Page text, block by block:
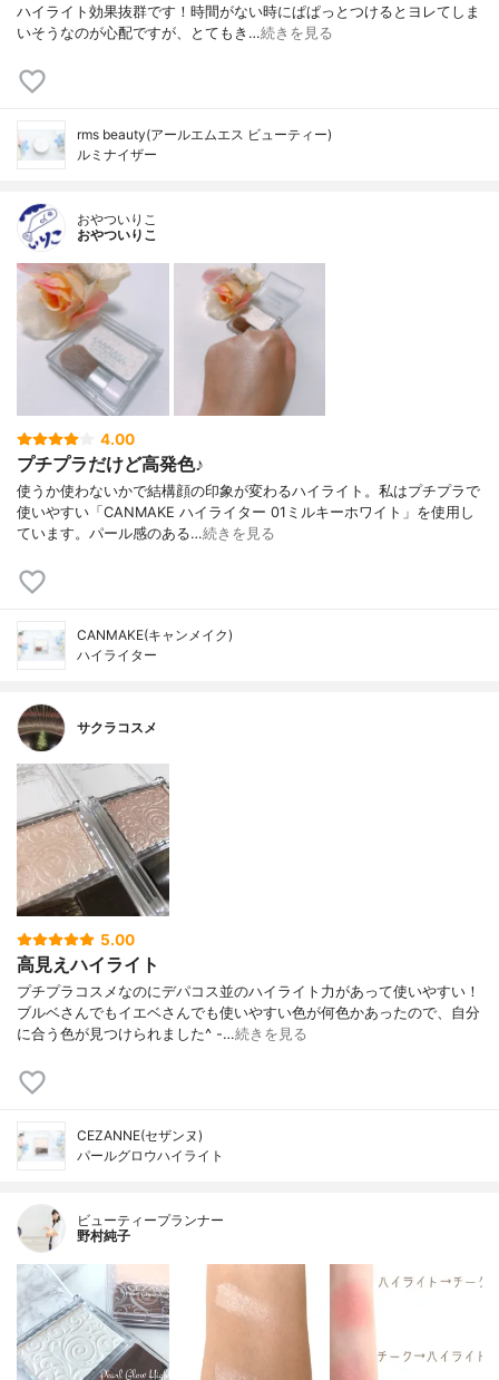
ハイライト効果抜群です！時間がない時にぱぱっとつけるとヨレてしま
いそうなのが心配ですが、とてもき…続きを見る
rms beauty(アールエムエス ビューティー)
ルミナイザー
おやついりこ
おやついりこ
4.00
プチプラだけど高発色♪
使うか使わないかで結構顔の印象が変わるハイライト。私はプチプラで
使いやすい「CANMAKE ハイライター 01ミルキーホワイト」を使用し
ています。パール感のある…続きを見る
CANMAKE(キャンメイク)
ハイライター
サクラコスメ
5.00
高見えハイライト
プチプラコスメなのにデパコス並のハイライト力があって使いやすい！
ブルベさんでもイエベさんでも使いやすい色が何色かあったので、自分
に合う色が見つけられました^ -…続きを見る
CEZANNE(セザンヌ)
パールグロウハイライト
ビューティープランナー
野村純子